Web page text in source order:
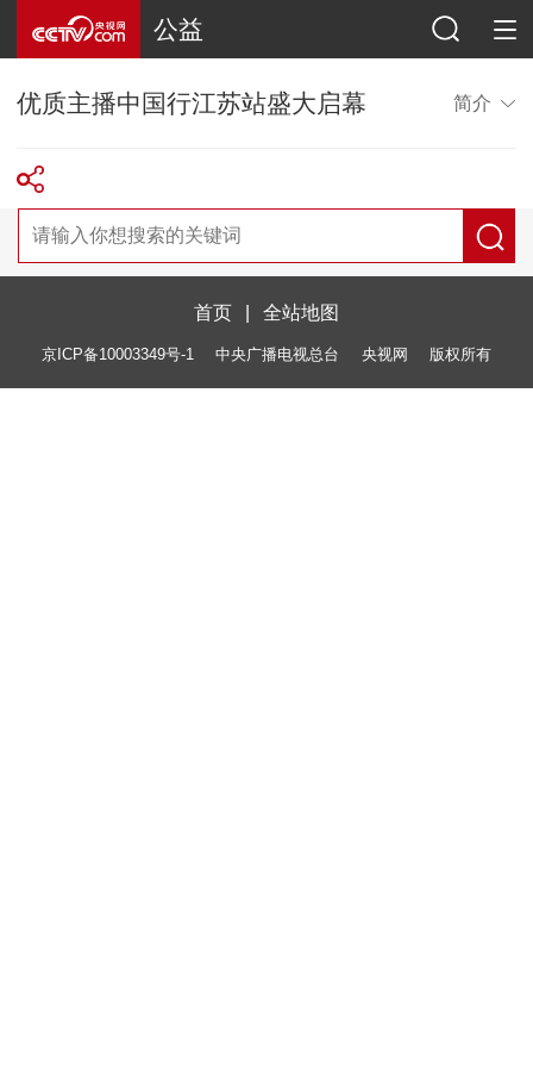
公益
优质主播中国行江苏站盛大启幕 简介
首页 全站地图
京ICP备10003349号-1 中央广播电视总台 央视网 版权所有